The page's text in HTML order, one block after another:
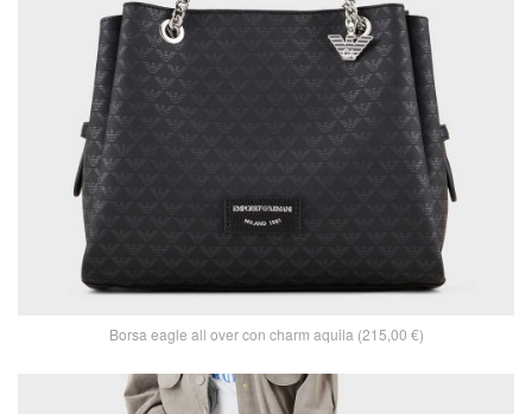
Borsa eagle all over con charm aquila (215,00 €)